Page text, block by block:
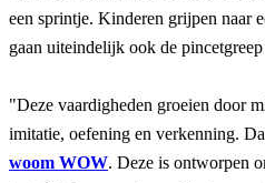
een sprintje. Kinderen grijpen naar
gaan uiteindelijk ook de
"Deze vaardigheden groeien door
imitatie, oefening en verkenning.
woom WOW. Deze is ontworpen